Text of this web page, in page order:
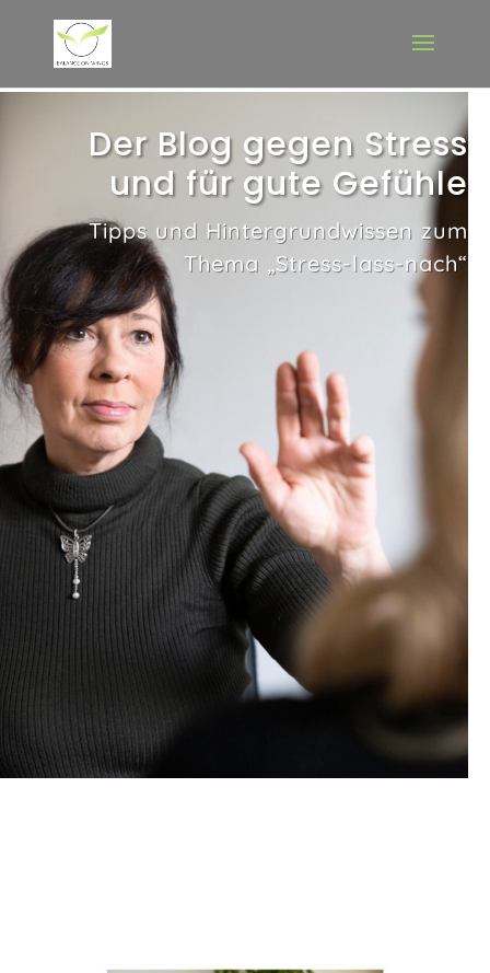
Der Blog gegen Stress
und für gute Gefühle
Tipps und Hintergrundwissen zum
Thema „Stress-lass-nach“